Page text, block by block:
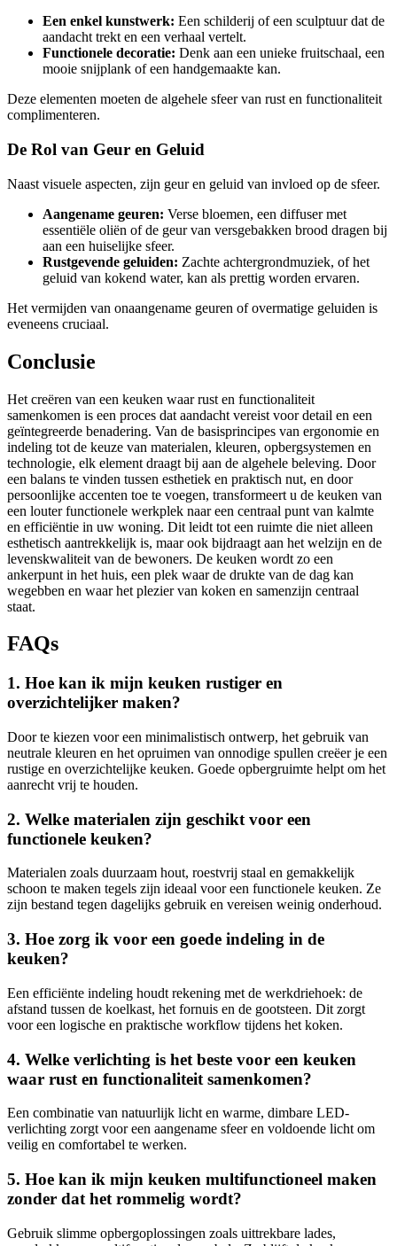
Een enkel kunstwerk: Een schilderij of een sculptuur dat de
aandacht trekt en een verhaal vertelt.
Functionele decoratie: Denk aan een unieke fruitschaal, een
mooie snijplank of een handgemaakte kan.
Deze elementen moeten de algehele sfeer van rust en functionaliteit
complimenteren.
De Rol van Geur en Geluid
Naast visuele aspecten, zijn geur en geluid van invloed op de sfeer.
Aangename geuren: Verse bloemen, een diffuser met
essentiële oliën of de geur van versgebakken brood dragen bij
aan een huiselijke sfeer.
Rustgevende geluiden: Zachte achtergrondmuziek, of het
geluid van kokend water, kan als prettig worden ervaren.
Het vermijden van onaangename geuren of overmatige geluiden is
eveneens cruciaal.
Conclusie
Het creëren van een keuken waar rust en functionaliteit
samenkomen is een proces dat aandacht vereist voor detail en een
geïntegreerde benadering. Van de basisprincipes van ergonomie en
indeling tot de keuze van materialen, kleuren, opbergsystemen en
technologie, elk element draagt bij aan de algehele beleving. Door
een balans te vinden tussen esthetiek en praktisch nut, en door
persoonlijke accenten toe te voegen, transformeert u de keuken van
een louter functionele werkplek naar een centraal punt van kalmte
en efficiëntie in uw woning. Dit leidt tot een ruimte die niet alleen
esthetisch aantrekkelijk is, maar ook bijdraagt aan het welzijn en de
levenskwaliteit van de bewoners. De keuken wordt zo een
ankerpunt in het huis, een plek waar de drukte van de dag kan
wegebben en waar het plezier van koken en samenzijn centraal
staat.
FAQs
1. Hoe kan ik mijn keuken rustiger en
overzichtelijker maken?
Door te kiezen voor een minimalistisch ontwerp, het gebruik van
neutrale kleuren en het opruimen van onnodige spullen creëer je een
rustige en overzichtelijke keuken. Goede opbergruimte helpt om het
aanrecht vrij te houden.
2. Welke materialen zijn geschikt voor een
functionele keuken?
Materialen zoals duurzaam hout, roestvrij staal en gemakkelijk
schoon te maken tegels zijn ideaal voor een functionele keuken. Ze
zijn bestand tegen dagelijks gebruik en vereisen weinig onderhoud.
3. Hoe zorg ik voor een goede indeling in de
keuken?
Een efficiënte indeling houdt rekening met de werkdriehoek: de
afstand tussen de koelkast, het fornuis en de gootsteen. Dit zorgt
voor een logische en praktische workflow tijdens het koken.
4. Welke verlichting is het beste voor een keuken
waar rust en functionaliteit samenkomen?
Een combinatie van natuurlijk licht en warme, dimbare LED-
verlichting zorgt voor een aangename sfeer en voldoende licht om
veilig en comfortabel te werken.
5. Hoe kan ik mijn keuken multifunctioneel maken
zonder dat het rommelig wordt?
Gebruik slimme opbergoplossingen zoals uittrekbare lades,